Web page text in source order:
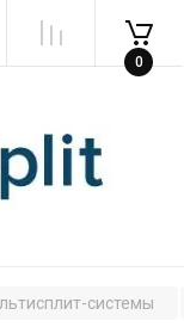
0
системы